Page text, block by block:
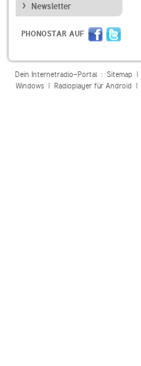
Newsletter
PHONOSTAR AUF
Dein Internetradio-Portal : Sitemap|
Windows| Radioplayer für Android|